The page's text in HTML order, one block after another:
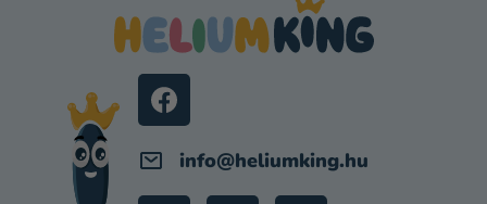
I
info@heliumking.hu